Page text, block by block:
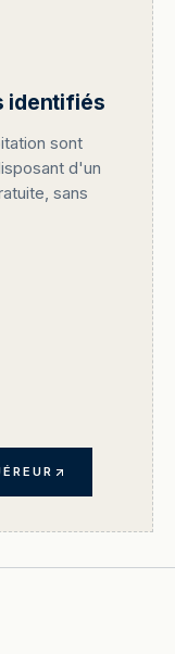
identifiés
sont
d'un
sans